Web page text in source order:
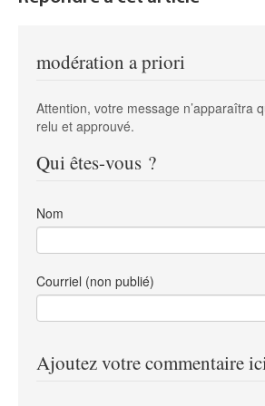
modération a priori
Attention, votre message n’apparaîtra
relu et approuvé.
Qui êtes-vous ?
Nom
Courriel (non publié)
Ajoutez votre commentaire